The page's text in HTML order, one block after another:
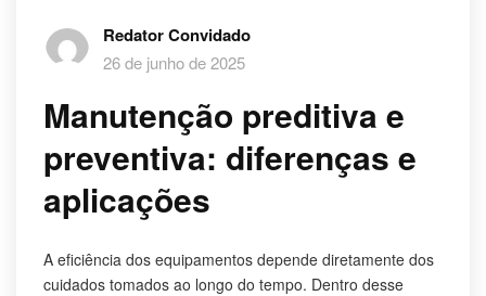
Redator Convidado
26 de junho de 2025
Manutenção preditiva e
preventiva: diferenças e
aplicações
A eficiência dos equipamentos depende diretamente dos
cuidados tomados ao longo do tempo. Dentro desse